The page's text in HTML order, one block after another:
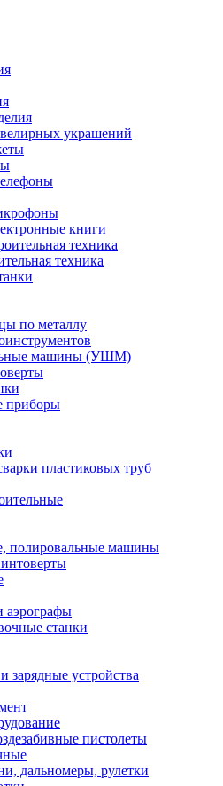
украшений
книги
техника
по металлу
машины (УШМ)
приборы
пластиковых труб
полировальные машины
аэрографы
станки
зарядные устройства
пистолеты
дальномеры, рулетки